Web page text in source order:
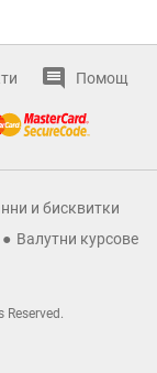
Помощ
и бисквитки
Валутни курсове